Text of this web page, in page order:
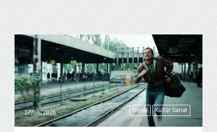
Genel Kültür Sanat
27/06/2026